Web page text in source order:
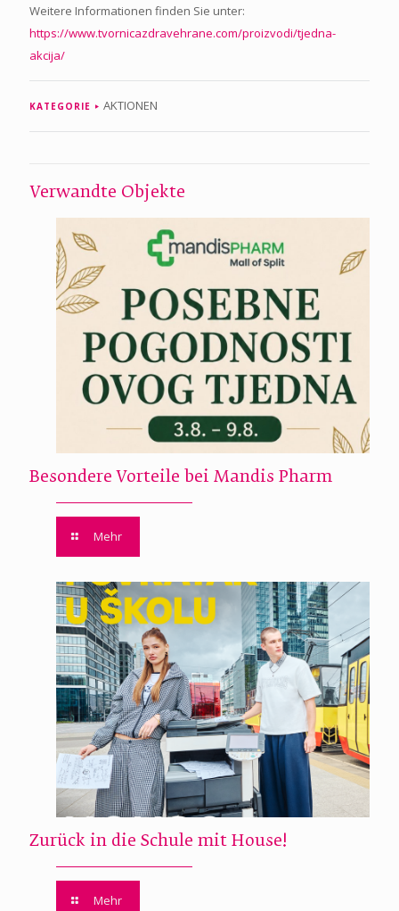
Weitere Informationen finden Sie unter:
https://www.tvornicazdravehrane.com/proizvodi/tjedna-
akcija/
KATEGORIE AKTIONEN
Verwandte Objekte
Besondere Vorteile bei Mandis Pharm
Mehr
Zurück in die Schule mit House!
Mehr